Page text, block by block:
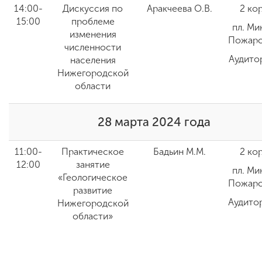
14:00-
15:00
Дискуссия по
проблеме
изменения
численности
населения
Нижегородской
области
Аракчеева О.В.
2
пл.
28 марта 2024 года
11:00-
12:00
Практическое
занятие
«Геологическое
развитие
Нижегородской
области»
Бадьин М.М.
2
пл.